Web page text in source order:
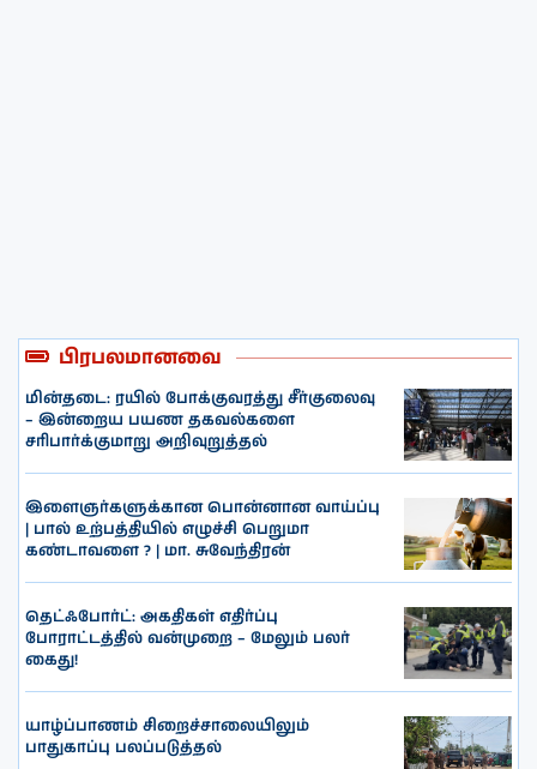
பிரபலமானவை
மின்தடை: ரயில் போக்குவரத்து சீர்குலைவு
– இன்றைய பயண தகவல்களை
சரிபார்க்குமாறு அறிவுறுத்தல்
இளைஞர்களுக்கான பொன்னான வாய்ப்பு
| பால் உற்பத்தியில் எழுச்சி பெறுமா
கண்டாவளை ? | மா. சுவேந்திரன்
தெட்ஃபோர்ட்: அகதிகள் எதிர்ப்பு
போராட்டத்தில் வன்முறை – மேலும் பலர்
கைது!
யாழ்ப்பாணம் சிறைச்சாலையிலும்
பாதுகாப்பு பலப்படுத்தல்